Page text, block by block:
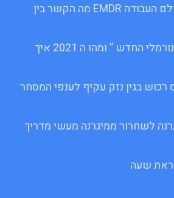
– לבעלי עסקים ובעולם העבודה EMDR מה הקשר בין
– משבר הקורונה “? נורמלי החדש ” ומהו ה 2021 איך
רכוש בגין נזק עקיף לענפי המסחר
לשחרור ממיגרנה מעשי מדריך
שעה